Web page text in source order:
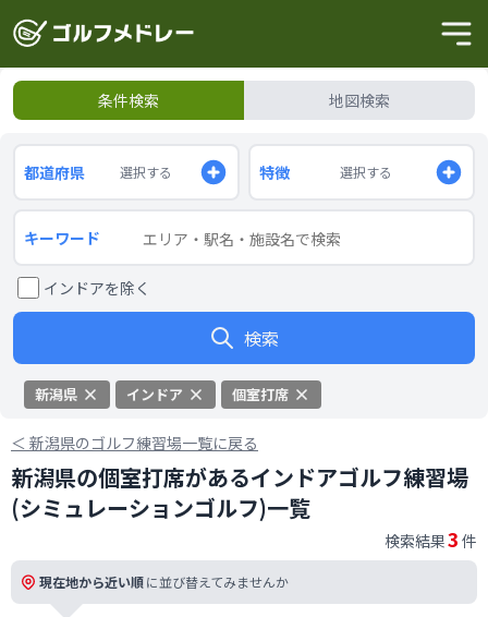
条件検索 地図検索
都道府県 選択する 特徴 選択する
キーワード
インドアを除く
検索
新潟県 インドア 個室打席
＜ 新潟県のゴルフ練習場一覧に戻る
新潟県の個室打席があるインドアゴルフ練習場
(シミュレーションゴルフ)一覧
検索結果3 件
現在地から近い順に並び替えてみませんか